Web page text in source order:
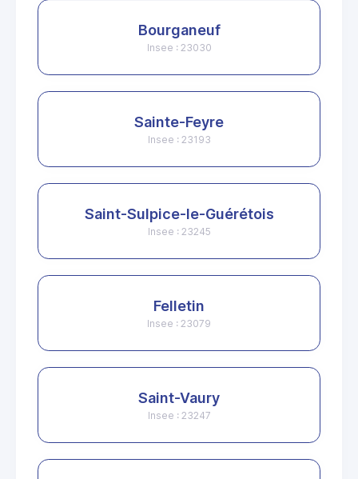
Bourganeuf
Insee : 23030
Sainte-Feyre
Insee : 23193
Saint-Sulpice-le-Guérétois
Insee : 23245
Felletin
Insee : 23079
Saint-Vaury
Insee : 23247